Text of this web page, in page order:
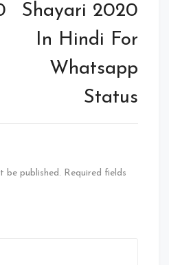
Shayari 2020
In Hindi For
Whatsapp
Status
be published. Required fields